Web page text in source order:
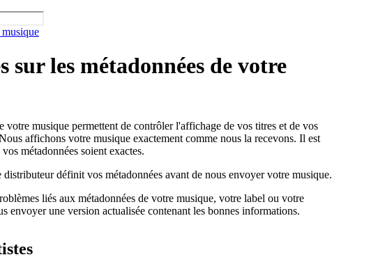
sur les métadonnées de votre
votre musique permettent de contrôler l'affichage de vos titres et de vos
affichons votre musique exactement comme nous la recevons. Il est
métadonnées soient exactes.
définit vos métadonnées avant de nous envoyer votre musique.
liés aux métadonnées de votre musique, votre label ou votre
envoyer une version actualisée contenant les bonnes informations.